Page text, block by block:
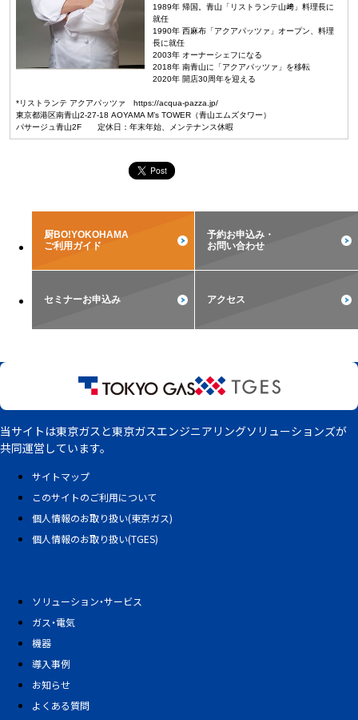
1989年 帰国。青山「リストランテ山﨑」料理長に
就任
1990年 西麻布「アクアパッツァ」オープン、料理
長に就任
2003年 オーナーシェフになる
2018年 南青山に「アクアパッツァ」を移転
2020年 開店30周年を迎える
*リストランテ アクアパッツァ https://acqua-pazza.jp/
東京都港区南青山2-27-18 AOYAMA M’s TOWER（青山エムズタワー）
パサージュ青山2F 定休日：年末年始、メンテナンス休暇
厨BO!YOKOHAMA
ご利用ガイド
予約お申込み・
お問い合わせ
セミナーお申込み アクセス
サイトマップ
このサイトのご利用について
個人情報のお取り扱い(東京ガス)
個人情報のお取り扱い(TGES)
ソリューション・サービス
ガス・電気
機器
導入事例
お知らせ
よくある質問
当サイトは東京ガスと東京ガスエンジニアリングソリューションズが
共同運営しています。